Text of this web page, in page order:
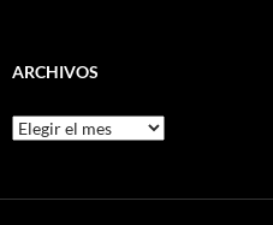
ARCHIVOS
Archivos